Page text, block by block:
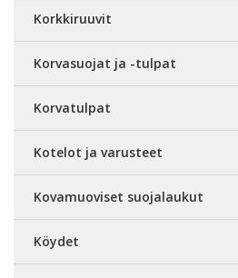
Korkkiruuvit
Korvasuojat ja -tulpat
Korvatulpat
Kotelot ja varusteet
Kovamuoviset suojalaukut
Köydet